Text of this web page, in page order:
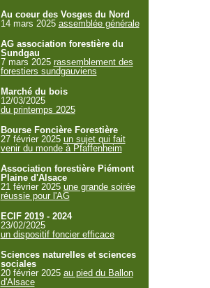
Au coeur des Vosges du Nord
14 mars 2025 assemblée générale
AG association forestière du
Sundgau
7 mars 2025 rassemblement des
forestiers sundgauviens
Marché du bois
12/03/2025
du printemps 2025
Bourse Foncière Forestière
27 février 2025 un sujet qui fait
venir du monde à Pfaffenheim
Association forestière Piémont
Plaine d'Alsace
21 février 2025 une grande soirée
réussie pour l'AG
ECIF 2019 - 2024
23/02/2025
un dispositif foncier efficace
Sciences naturelles et sciences
sociales
20 février 2025 au pied du Ballon
d'Alsace